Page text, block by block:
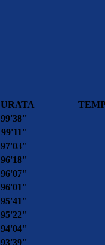
99'38"
99'11"
97'03"
96'18"
96'07"
96'01"
95'41"
95'22"
94'04"
93'39"